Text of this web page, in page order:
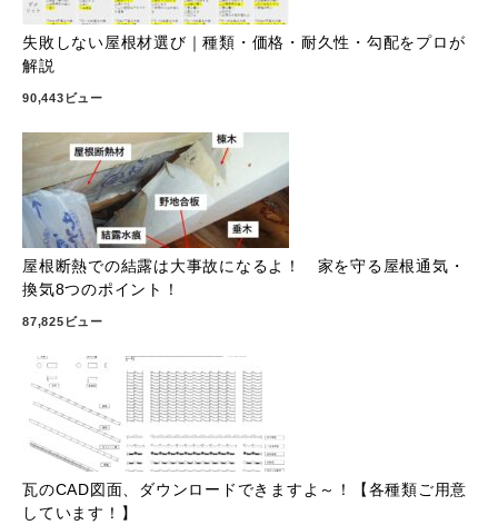
失敗しない屋根材選び｜種類・価格・耐久性・勾配をプロが
解説
90,443ビュー
屋根断熱での結露は大事故になるよ！ 家を守る屋根通気・
換気8つのポイント！
87,825ビュー
瓦のCAD図面、ダウンロードできますよ～！【各種類ご用意
しています！】